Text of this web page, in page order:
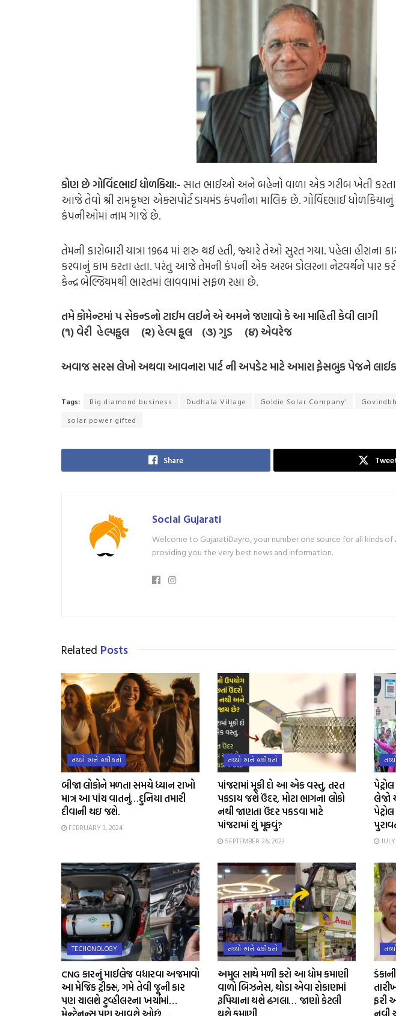
કોણ છે ગોવિંદભાઈ ધોળકિયા:-સાત ભાઈઓ અને બહેનો વાળા એક ગરીબ ખેતી કરતા
આજે તેવો શ્રી રામકૃષ્ણ એક્સપોર્ટ ડાયમંડ કંપનીના માલિક છે. ગોવિંદભાઈ
કંપનીઓમાં નામ ગાજે છે.
તેમની કારોબારી યાત્રા 1964 માં શરુ થઈ હતી, જ્યારે તેઓ સુરત ગયા. પહેલા હીરાના
કરવાનું કામ કરતા હતા. પરંતુ આજે તેમની કંપની એક અરબ ડોલરના નેટવર્થને પાર
કેન્દ્ર બેલ્જિયમથી ભારતમાં લાવવામાં સફળ રહ્યા છે.
તમે કોમેન્ટમાં ૫ સેકન્ડનો ટાઈમ લઈને એ અમને જણાવો કે આ માહિતી કેવી લાગી
(૧) વેરી હેલ્પફુલ (૨) હેલ્પ ફૂલ (૩) ગુડ (૪) એવરેજ
અવાજ સરસ લેખો અથવા આવનારા પાર્ટ ની અપડેટ માટે અમારા ફેસબુક પેજને લાઈક
Tags: Big diamond business Dudhala Village Goldie Solar Company'
solar power gifted
Share
Social Gujarati
Welcome to GujaratiDayro, your number one source for all kinds
providing you the very best news and information.
Related Posts
તથ્યો અને હકીકતો
બીજા લોકોને મળતા સમયે ધ્યાન રાખો
માત્ર આ પાંચ વાતનું…દુનિયા તમારી
દીવાની થઇ જશે.
FEBRUARY 3, 2024
તથ્યો અને હકીકતો
પાંજરામાં મૂકી દો આ એક વસ્તુ, તરત
પકડાય જશે ઉંદર, મોટા ભાગના લોકો
નથી જાણતા ઉંદર પકડવા માટે
પાંજરામાં શું મૂકવું?
SEPTEMBER 26, 2023
લેજો
JULY
TECHONOLOGY
CNG કારનું માઈલેજ વધારવા અજમાવો
આ મેજિક ટ્રીક્સ, ગમે તેવી જૂની કાર
પણ ચાલશે ટુવ્હીલરના ખર્ચામાં…
તથ્યો અને હકીકતો
અમુલ સાથે મળી કરો આ ધોમ કમાણી
વાળો બિઝનેસ, થોડા એવા રોકાણમાં
રૂપિયાના થશે ઢગલા… જાણો કેટલી
ફરી